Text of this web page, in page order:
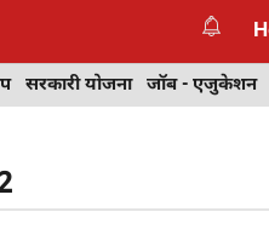
सरकारी योजना जॉब - एजुकेशन